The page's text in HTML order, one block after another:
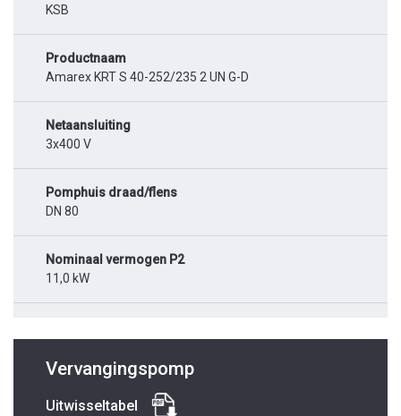
KSB
Productnaam
Amarex KRT S 40-252/235 2 UN G-D
Netaansluiting
3x400 V
Pomphuis draad/flens
DN 80
Nominaal vermogen P2
11,0 kW
Vervangingspomp
Uitwisseltabel